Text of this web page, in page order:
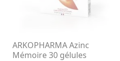
ARKOPHARMA Azinc
Mémoire 30 gélules